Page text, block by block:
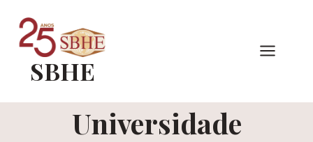
para
ConteúdoSBHE
Universidade